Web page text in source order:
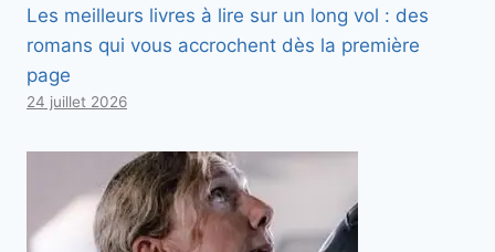
Les meilleurs livres à lire sur un long vol : des
romans qui vous accrochent dès la première
page
24 juillet 2026